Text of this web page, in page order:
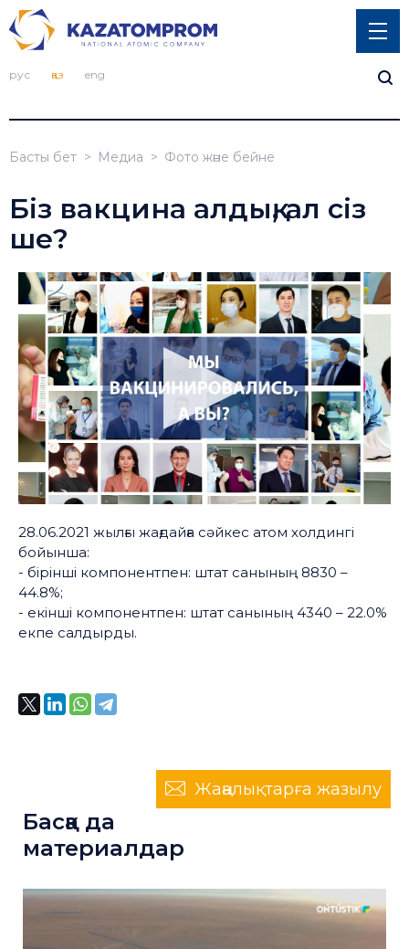
рус қаз eng
Басты бет Медиа Фото және бейне
Біз вакцина алдық, ал сіз
ше?
28.06.2021 жылғы жағдайға сәйкес атом холдингі
бойынша:
- бірінші компонентпен: штат санының 8830 –
44.8%;
- екінші компонентпен: штат санының 4340 – 22.0%
екпе салдырды.
Жаңалықтарға жазылу
Басқа да
материалдар